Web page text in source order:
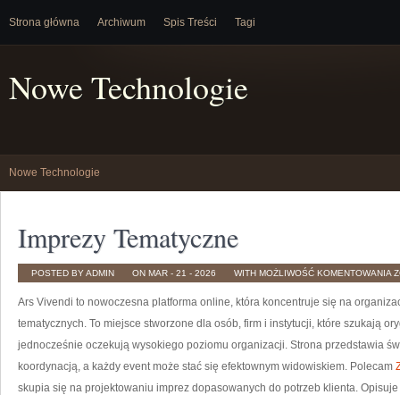
Strona główna Archiwum Spis Treści Tagi
Nowe Technologie
Nowe Technologie
Imprezy Tematyczne
POSTED BY ADMIN ON MAR - 21 - 2026 WITH MOŻLIWOŚĆ KOMENTOWANIA
Ars Vivendi to nowoczesna platforma online, która koncentruje się na
tematycznych. To miejsce stworzone dla osób, firm i instytucji, które szukają
jednocześnie oczekują wysokiego poziomu organizacji. Strona przedstawia
koordynacją, a każdy event może stać się efektownym widowiskiem. Polecam
skupia się na projektowaniu imprez dopasowanych do potrzeb klienta.